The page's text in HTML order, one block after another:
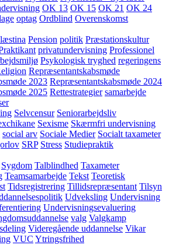
OK 13 OK 15 OK 21 OK 24
optag Ordblind Overenskomst
Pension politik Præstationskultur
privatundervisning Professionel
Psykologisk tryghed regeringens
Repræsentantskabsmøde
2023 Repræsentantskabsmøde 2024
2025 Rettestrategier samarbejde
Selvcensur Seniorarbejdsliv
Sexisme Skærmfri undervisning
social arv Sociale Medier Socialt taxameter
SRP Stress Studiepraktik
Sygdom Talblindhed Taxameter
Teamsamarbejde Tekst Teoretisk
Tidsregistrering Tillidsrepræsentant Tilsyn
Udveksling Undervisning
Undervisningsevaluering
valg Valgkamp
Videregående uddannelse Vikar
VUC Ytringsfrihed